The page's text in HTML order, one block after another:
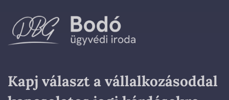
content
Kapj választ a vállalkozásoddal